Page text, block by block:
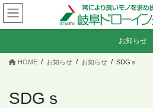
コ
ン
テ
ツ
ナ
ビ
ゲ
シ
お知らせ
HOME お知らせ お知らせ SDGｓ
SDGｓ